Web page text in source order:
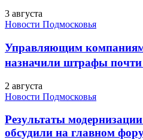
3 августа
Новости Подмосковья
Управляющим
назначили штрафы
2 августа
Новости Подмосковья
Результаты
обсудили на главном